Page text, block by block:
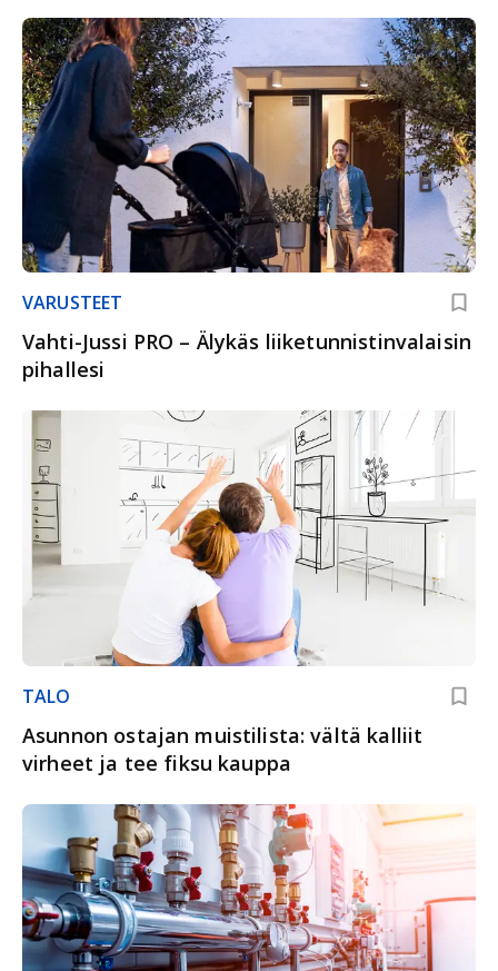
VARUSTEET
Vahti-Jussi PRO – Älykäs liiketunnistinvalaisin
pihallesi
TALO
Asunnon ostajan muistilista: vältä kalliit
virheet ja tee fiksu kauppa